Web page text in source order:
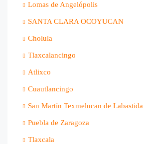
Lomas de Angelópolis
SANTA CLARA OCOYUCAN
Cholula
Tlaxcalancingo
Atlixco
Cuautlancingo
San Martín Texmelucan de Labastida
Puebla de Zaragoza
Tlaxcala